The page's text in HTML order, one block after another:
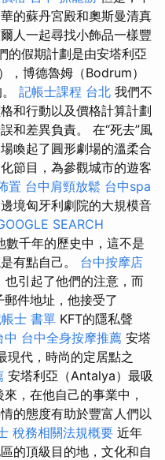
的蘇丹宮殿和奧斯曼清真
人一起尋找小飾品一樣豐
的假期計劃是由安塔利亞
，博德魯姆（Bodrum）
記帳士課程 台北 我們不
和行動以及價格計算計劃
和差異負責。 在“死去”風
喚起了圓形劇場的溫柔合
節目，為參觀城市的遊客
置 台中肩頸放鬆 台中spa
境匈牙利劇院的大規模音
SEARCH
數千年的歷史中，這不是
有點自己。 台中按摩店
引起了他們的注意，而
件地址，他接受了
士 書單 KFT的隱私聲
中 台中全身按摩推薦 安塔
現代，時尚的定居點之
安塔利亞（Antalya）最吸
，在他自己的事業中，
的態度有助於豐富人們以
稅務相關法規概要 近年
的頂級目的地，文化和自